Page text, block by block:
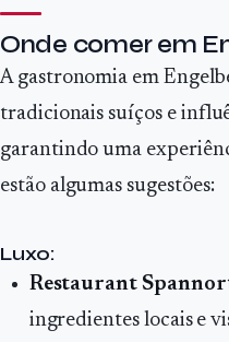
Onde comer em
A gastronomia em
tradicionais suíços e
garantindo uma
estão algumas sugestões:
Luxo:
Restaurant
ingredientes locais e